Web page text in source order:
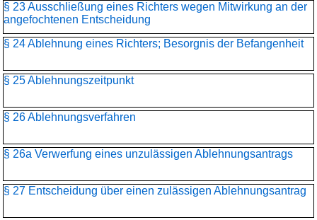
§ 23 Ausschließung eines Richters wegen Mitwirkung an der
angefochtenen Entscheidung
§ 24 Ablehnung eines Richters; Besorgnis der Befangenheit
§ 25 Ablehnungszeitpunkt
§ 26 Ablehnungsverfahren
§ 26a Verwerfung eines unzulässigen Ablehnungsantrags
§ 27 Entscheidung über einen zulässigen Ablehnungsantrag